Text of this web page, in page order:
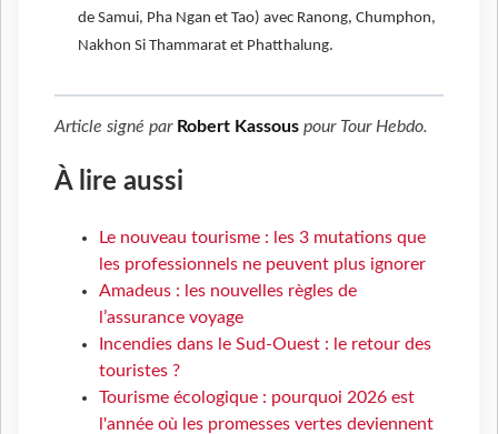
de Samui, Pha Ngan et Tao) avec Ranong, Chumphon,
Nakhon Si Thammarat et Phatthalung.
Article signé par Robert Kassous pour Tour Hebdo.
À lire aussi
Le nouveau tourisme : les 3 mutations que
les professionnels ne peuvent plus ignorer
Amadeus : les nouvelles règles de
l’assurance voyage
Incendies dans le Sud-Ouest : le retour des
touristes ?
Tourisme écologique : pourquoi 2026 est
l'année où les promesses vertes deviennent